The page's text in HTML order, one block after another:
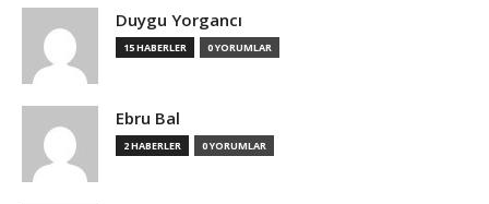
Duygu Yorgancı
15 HABERLER 0 YORUMLAR
Ebru Bal
2 HABERLER 0 YORUMLAR